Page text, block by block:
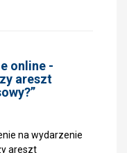
online -
areszt
na wydarzenie
areszt